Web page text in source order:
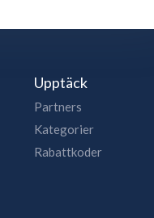
Upptäck
Partners
Kategorier
Rabattkoder